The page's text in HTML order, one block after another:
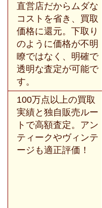
直営店だからムダな
コストを省き、買取
価格に還元。下取り
のように価格が不明
瞭ではなく、明確で
透明な査定が可能で
す。
100万点以上の買取
実績と独自販売ルー
トで高額査定。アン
ティークやヴィンテ
ージも適正評価！